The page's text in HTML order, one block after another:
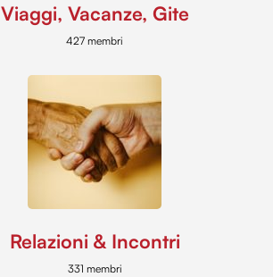
Viaggi, Vacanze, Gite
427 membri
Relazioni & Incontri
331 membri